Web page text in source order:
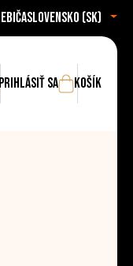
Slovensko (sk)
sa Košík